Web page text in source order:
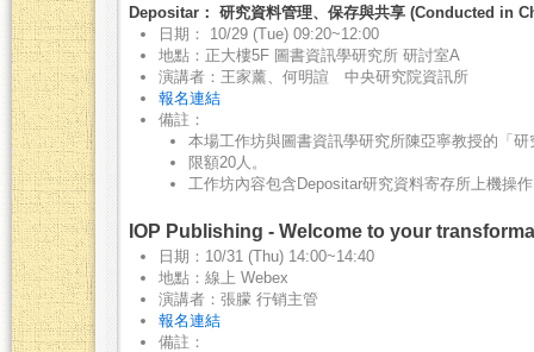
Depositar： 研究資料管理、保存與共享 (Conducted in
日期： 10/29 (Tue) 09:20~12:00
地點：正大樓5F 圖書資訊學研究所 研討室A
演講者：王家薰、何明諠 中央研究院資訊所
報名連結
備註：
本場工作坊與圖書資訊學研究所陳亞寧教授的「
限額20人。
工作坊內容包含Depositar研究資料寄存所上機操
IOP Publishing - Welcome to your
日期：10/31 (Thu) 14:00~14:40
地點：線上 Webex
演講者：張朦 行销主管
報名連結
備註：